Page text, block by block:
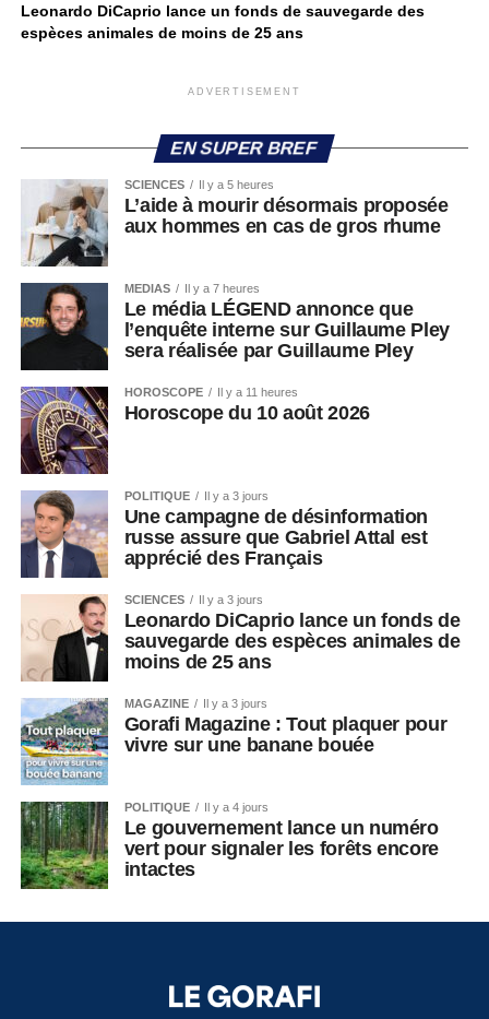
Leonardo DiCaprio lance un fonds de sauvegarde des
espèces animales de moins de 25 ans
ADVERTISEMENT
EN SUPER BREF
SCIENCES Il y a 5 heures
L’aide à mourir désormais proposée
aux hommes en cas de gros rhume
MEDIAS Il y a 7 heures
Le média LÉGEND annonce que
l’enquête interne sur Guillaume Pley
sera réalisée par Guillaume Pley
HOROSCOPE Il y a 11 heures
Horoscope du 10 août 2026
POLITIQUE Il y a 3 jours
Une campagne de désinformation
russe assure que Gabriel Attal est
apprécié des Français
SCIENCES Il y a 3 jours
Leonardo DiCaprio lance un fonds de
sauvegarde des espèces animales de
moins de 25 ans
MAGAZINE Il y a 3 jours
Gorafi Magazine : Tout plaquer pour
vivre sur une banane bouée
POLITIQUE Il y a 4 jours
Le gouvernement lance un numéro
vert pour signaler les forêts encore
intactes